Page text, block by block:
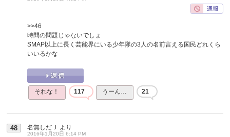
>>46
時間の問題じゃないでしょ
SMAP以上に長く芸能界にいる少年隊の3人の名前言える国民どれくら
いいるかな
それな！ 117 うーん… 21
48 名無しだＪ より
2016年1月20日 6:14 PM